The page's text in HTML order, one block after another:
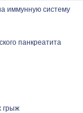
иммунную систему
панкреатита
грыж